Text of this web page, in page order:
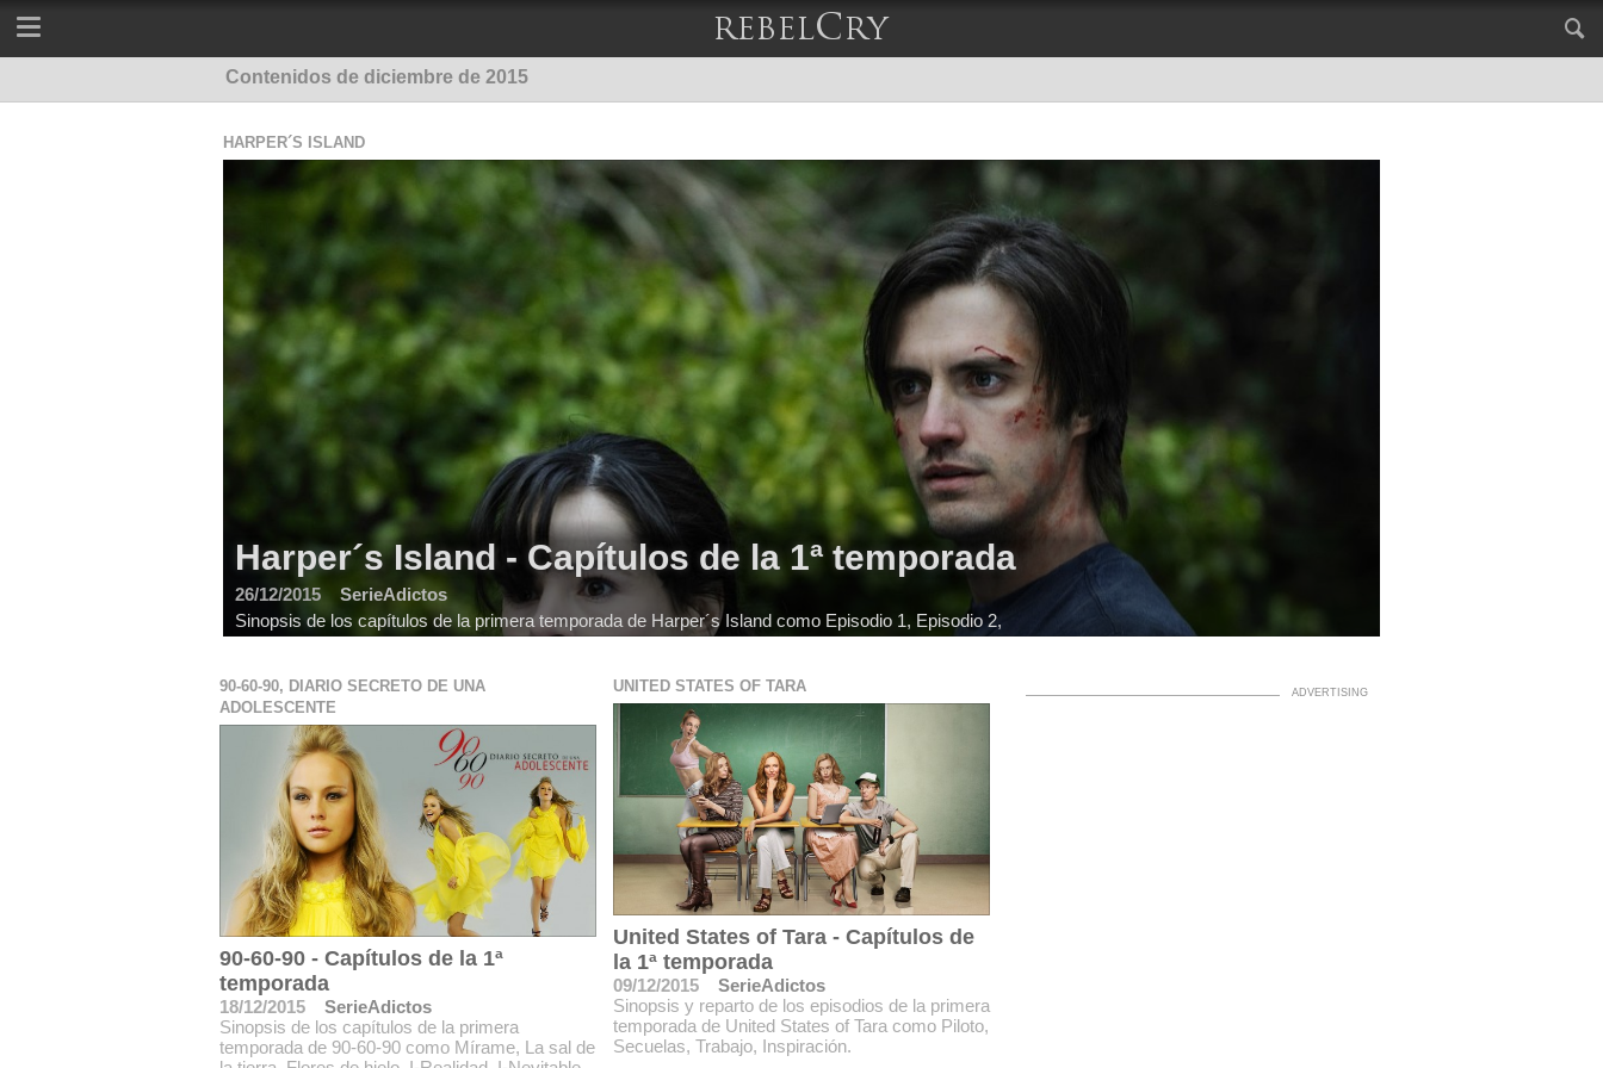
Contenidos de diciembre de 2015
HARPER´S ISLAND
Harper´s Island - Capítulos de la 1ª temporada
26/12/2015
SerieAdictos
Sinopsis de los capítulos de la primera temporada de Harper´s Island como Episodio 1, Episodio 2,
90-60-90, DIARIO SECRETO DE UNA
ADOLESCENTE
90-60-90 - Capítulos de la 1ª
temporada
18/12/2015
SerieAdictos
Sinopsis de los capítulos de la primera
temporada de 90-60-90 como Mírame, La sal de
UNITED STATES OF TARA
United States of Tara - Capítulos de
la 1ª temporada
09/12/2015
SerieAdictos
Sinopsis y reparto de los episodios de la primera
temporada de United States of Tara como Piloto,
Secuelas, Trabajo, Inspiración.